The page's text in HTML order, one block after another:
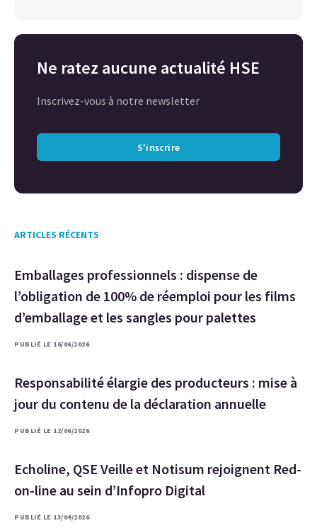
Ne ratez aucune actualité HSE
Inscrivez-vous à notre newsletter
S'inscrire
ARTICLES RÉCENTS
Emballages professionnels : dispense de
l’obligation de 100% de réemploi pour les films
d’emballage et les sangles pour palettes
PUBLIÉ LE 16/06/2026
Responsabilité élargie des producteurs : mise à
jour du contenu de la déclaration annuelle
PUBLIÉ LE 12/06/2026
Echoline, QSE Veille et Notisum rejoignent Red-
on-line au sein d’Infopro Digital
PUBLIÉ LE 13/04/2026